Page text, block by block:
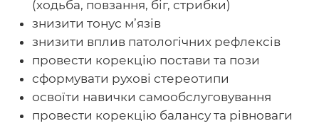
(ходьба, повзання, біг, стрибки)
знизити тонус м’язів
знизити вплив патологічних рефлексів
провести корекцію постави та пози
сформувати рухові стереотипи
освоїти навички самообслуговування
провести корекцію балансу та рівноваги